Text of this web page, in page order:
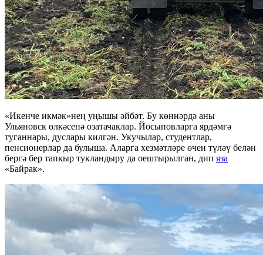
«Икенче икмәк»нең уңышы әйбәт. Бу көннәрдә аны
Ульяновск өлкәсенә озатачаклар. Йосыповларга ярдәмгә
туганнары, дуслары килгән. Укучылар, студентлар,
пенсионерлар да булыша. Аларга хезмәтләре өчен түләү белән
бергә бер тапкыр тукландыру да оештырылган, дип яза
«Байрак».